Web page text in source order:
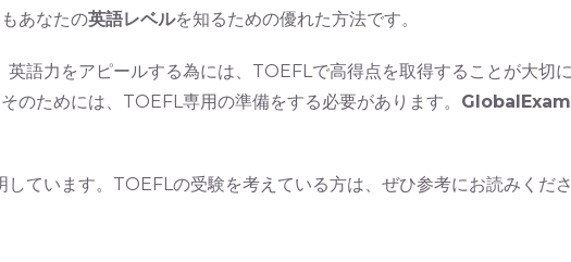
あなたの英語レベルを知るための優れた方法です。
英語力をアピールする為には、TOEFLで高得点を取得することが大切
のためには、TOEFL専用の準備をする必要があります。 GlobalExam
ています。TOEFLの受験を考えている方は、ぜひ参考にお読みくださ